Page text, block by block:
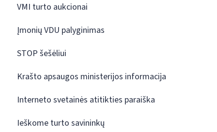
VMI turto aukcionai
Įmonių VDU palyginimas
STOP šešėliui
Krašto apsaugos ministerijos informacija
Interneto svetainės atitikties paraiška
Ieškome turto savininkų